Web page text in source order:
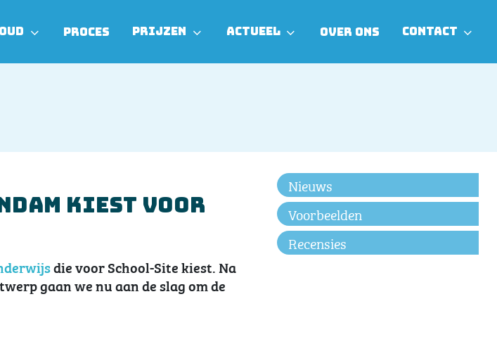
PROCES PRIJZEN ACTUEEL OVER ONS CONTACT
kiest voor
die voor School-Site kiest. Na
gaan we nu aan de slag om de
Nieuws
Voorbeelden
Recensies